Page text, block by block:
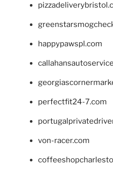
happypawspl.com
perfectfit24-7.com
von-racer.com